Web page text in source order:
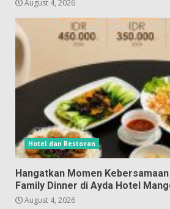
August 4, 2026
Hotel dan Restoran
Hangatkan Momen
Family Dinner di Ayda Hotel
August 4, 2026